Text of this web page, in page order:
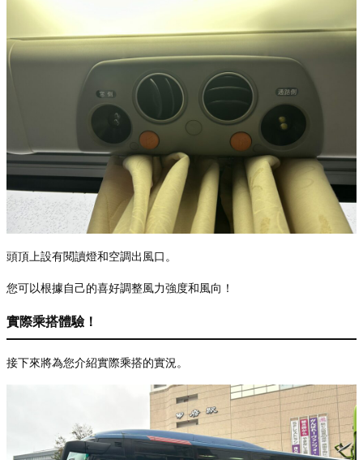
頭頂上設有閱讀燈和空調出風口。
您可以根據自己的喜好調整風力強度和風向！
實際乘搭體驗！
接下來將為您介紹實際乘搭的實況。